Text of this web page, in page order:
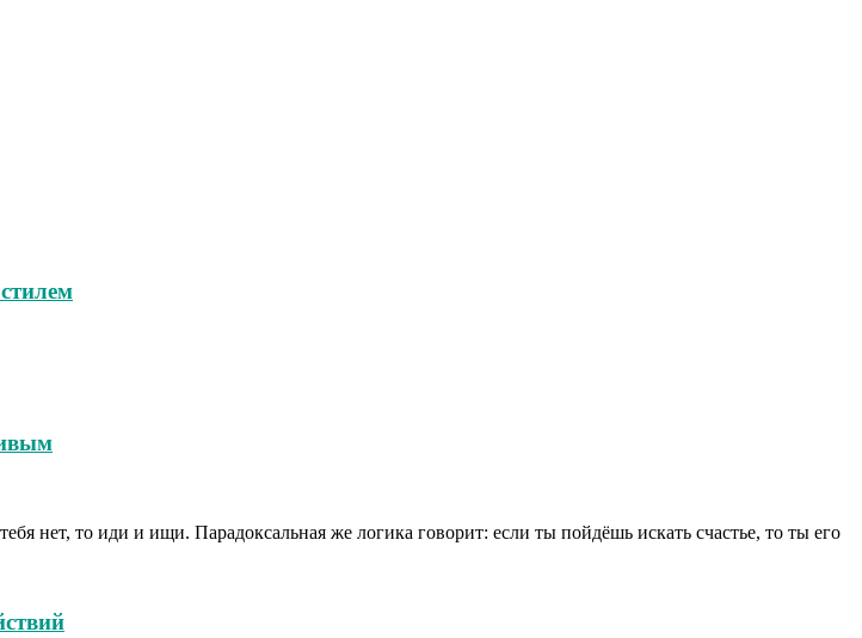
нет, то иди и ищи. Парадоксальная же логика говорит: если ты пойдёшь искать счастье, то ты его